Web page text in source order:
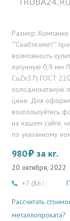
Размер:
""Снабтехмет""
возможность
латунную 0,9 мм
CuZn37) ГОСТ
холоднокатаную
цене. Для
воспользуйтесь
на нашем сайте,
по указанному
980 за кг.
20 октября, 2022
+7 (861) 204-
Рассчитать
металлопроката?